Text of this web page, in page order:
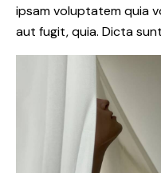
ipsam voluptatem quia
aut fugit, quia. Dicta